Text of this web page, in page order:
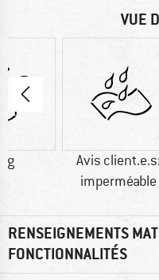
VUE
g
Avis client.e.s:
imperméable
RENSEIGNEMENTS
FONCTIONNALITÉS